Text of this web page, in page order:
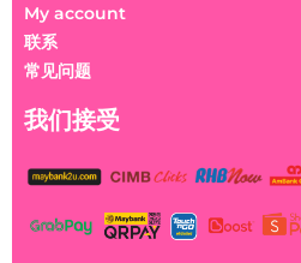
My account
联系
常见问题
我们接受